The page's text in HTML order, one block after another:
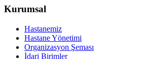
Kurumsal
Hastanemiz
Hastane Yönetimi
Organizasyon Şeması
İdari Birimler